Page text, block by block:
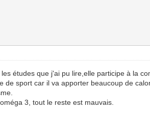
études que j'ai pu lire,elle participe à la
sport car il va apporter beaucoup de
3, tout le reste est mauvais.